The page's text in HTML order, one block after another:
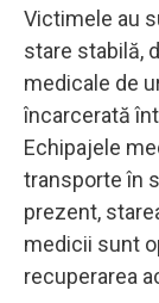
Victimele au
stare stabilă,
medicale de
încarcerată
Echipajele
transporte în
prezent,
medicii sunt
recuperarea